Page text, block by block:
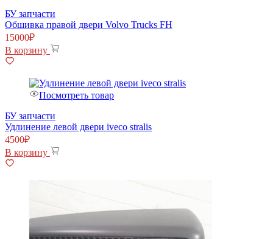
БУ запчасти
Обшивка правой двери Volvo Trucks FH
15000₽
В корзину
Посмотреть товар
БУ запчасти
Удлинение левой двери iveco stralis
4500₽
В корзину